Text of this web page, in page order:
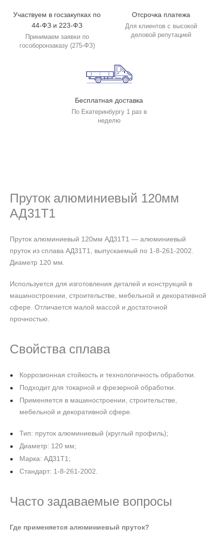
Участвуем в госзакупках по
44-ФЗ и 223-ФЗ
Принимаем заявки по
гособоронзаказу (275-ФЗ)
Отсрочка платежа
Для клиентов с высокой
деловой репутацией
Бесплатная доставка
По Екатеринбургу 1 раз в
неделю
Пруток алюминиевый 120мм
АД31Т1
Пруток алюминиевый 120мм АД31Т1 — алюминиевый
пруток из сплава АД31Т1, выпускаемый по 1-8-261-2002.
Диаметр 120 мм.
Используется для изготовления деталей и конструкций в
машиностроении, строительстве, мебельной и декоративной
сфере. Отличается малой массой и достаточной
прочностью.
Свойства сплава
Коррозионная стойкость и технологичность обработки.
Подходит для токарной и фрезерной обработки.
Применяется в машиностроении, строительстве,
мебельной и декоративной сфере.
Тип: пруток алюминиевый (круглый профиль);
Диаметр: 120 мм;
Марка: АД31Т1;
Стандарт: 1-8-261-2002.
Часто задаваемые вопросы
Где применяется алюминиевый пруток?